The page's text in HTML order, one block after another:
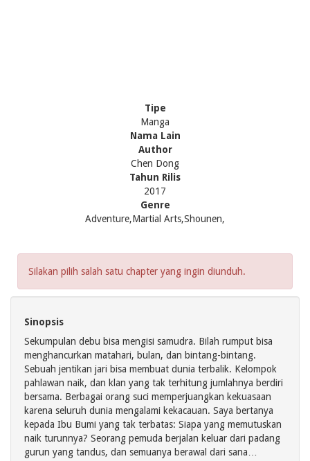
Tipe
Manga
Nama Lain
Author
Chen Dong
Tahun Rilis
2017
Genre
Adventure,Martial Arts,Shounen,
Silakan pilih salah satu chapter yang ingin diunduh.
Sinopsis
Sekumpulan debu bisa mengisi samudra. Bilah rumput bisa
menghancurkan matahari, bulan, dan bintang-bintang.
Sebuah jentikan jari bisa membuat dunia terbalik. Kelompok
pahlawan naik, dan klan yang tak terhitung jumlahnya berdiri
bersama. Berbagai orang suci memperjuangkan kekuasaan
karena seluruh dunia mengalami kekacauan. Saya bertanya
kepada Ibu Bumi yang tak terbatas: Siapa yang memutuskan
naik turunnya? Seorang pemuda berjalan keluar dari padang
gurun yang tandus, dan semuanya berawal dari sana…